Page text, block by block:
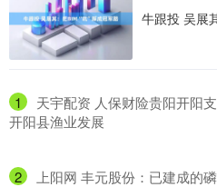
牛跟投 吴展
1
天宇配资 人保财险贵阳开阳
开阳县渔业发展
2 上阳网 丰元股份：已建成的